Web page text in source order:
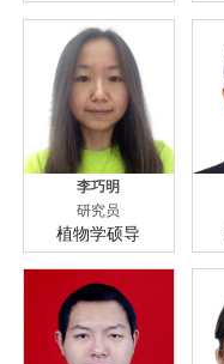
李巧明
研究员
植物学硕导